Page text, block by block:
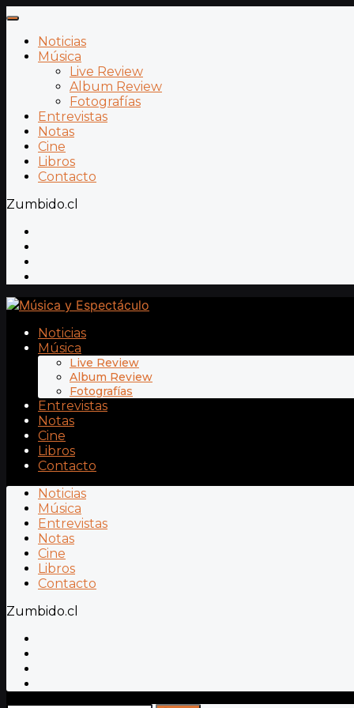
Noticias
Música
Live Review
Album Review
Fotografías
Entrevistas
Notas
Cine
Libros
Contacto
Zumbido.cl
Noticias
Música
Live Review
Album Review
Fotografías
Entrevistas
Notas
Cine
Libros
Contacto
Noticias
Música
Entrevistas
Notas
Cine
Libros
Contacto
Zumbido.cl